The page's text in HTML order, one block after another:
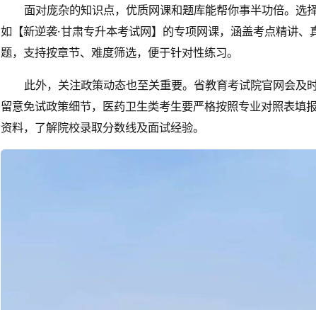
面对庞杂的知识点，优质网课和题库能帮你事半功倍。选
如【新逆袭·甘肃专升本考试网】的专项网课，涵盖考点精讲
题，支持按章节、难度筛选，便于针对性练习。
此外，关注政策动态也至关重要。省教育考试院官网会及
留意免试政策细节，医药卫生类考生要严格按照专业对照表填
资料，了解院校录取分数线及面试经验。